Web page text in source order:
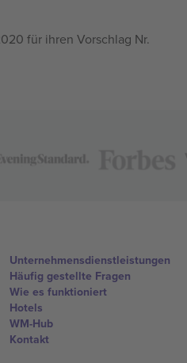
für ihren Vorschlag Nr.
Unternehmensdienstleistungen
Häufig gestellte Fragen
Wie es funktioniert
Hotels
WM-Hub
Kontakt